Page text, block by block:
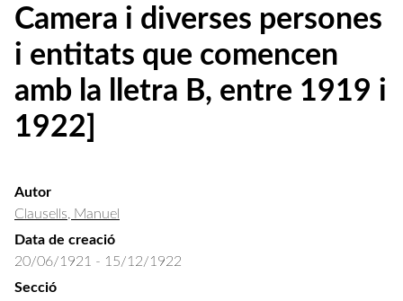
Camera i diverses persones
i entitats que comencen
amb la lletra B, entre 1919 i
1922]
Autor
Clausells, Manuel
Data de creació
20/06/1921 - 15/12/1922
Secció